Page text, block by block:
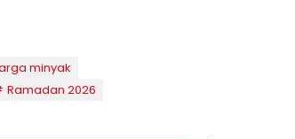
minyak
Ramadan 2026